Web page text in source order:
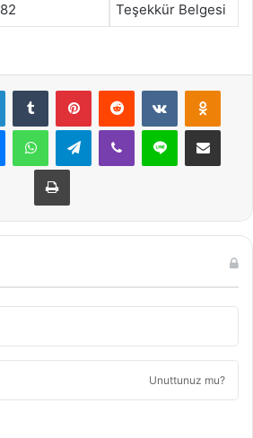
82 Teşekkür Belgesi
LinkedInTumblr PinterestReddit VKontakte
MessengerWhatsAppTelegramViber Line E-Posta ile
Yazdır
Unuttunuz mu?